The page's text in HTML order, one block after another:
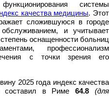
системы
качества медицины. Этот
сложившуюся в городе
и учитывает
оснащенности больниц
профессионализм
с точки зрения его
2025 года индекс качества
составил в Риме64.8
(для